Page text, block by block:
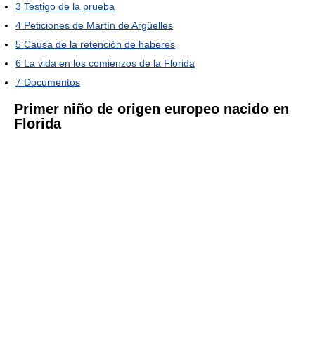
3 Testigo de la prueba
4 Peticiones de Martín de Argüelles
5 Causa de la retención de haberes
6 La vida en los comienzos de la Florida
7 Documentos
Primer niño de origen europeo nacido en
Florida